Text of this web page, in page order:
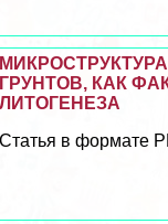
ГРУНТОВ, КАК
ЛИТОГЕНЕЗА
Статья в формате